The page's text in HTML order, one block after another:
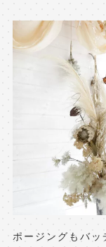
ポージングもバッ